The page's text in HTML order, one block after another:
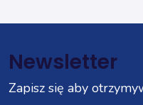
Newsletter
Zapisz się aby